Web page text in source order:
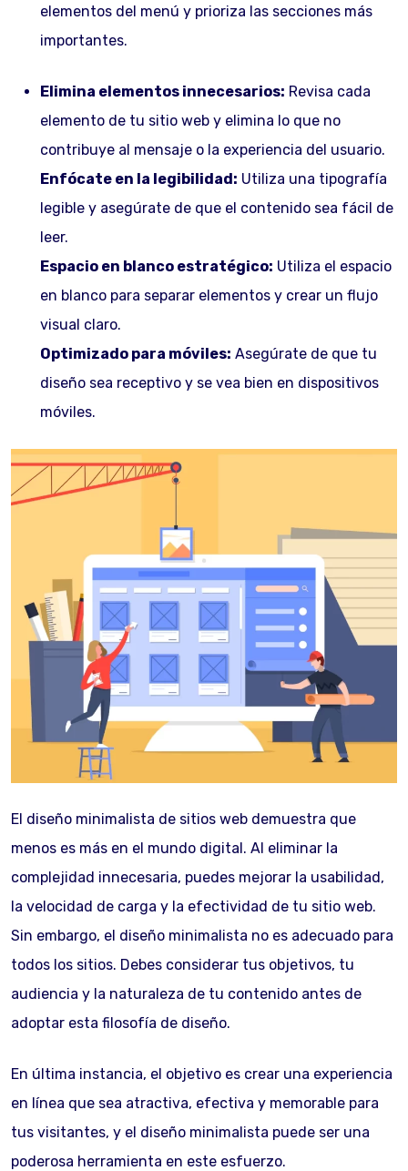
elementos del menú y prioriza las secciones más
importantes.
Elimina elementos innecesarios: Revisa cada
elemento de tu sitio web y elimina lo que no
contribuye al mensaje o la experiencia del usuario.
Enfócate en la legibilidad: Utiliza una tipografía
legible y asegúrate de que el contenido sea fácil de
leer.
Espacio en blanco estratégico: Utiliza el espacio
en blanco para separar elementos y crear un flujo
visual claro.
Optimizado para móviles: Asegúrate de que tu
diseño sea receptivo y se vea bien en dispositivos
móviles.
El diseño minimalista de sitios web demuestra que
menos es más en el mundo digital. Al eliminar la
complejidad innecesaria, puedes mejorar la usabilidad,
la velocidad de carga y la efectividad de tu sitio web.
Sin embargo, el diseño minimalista no es adecuado para
todos los sitios. Debes considerar tus objetivos, tu
audiencia y la naturaleza de tu contenido antes de
adoptar esta filosofía de diseño.
En última instancia, el objetivo es crear una experiencia
en línea que sea atractiva, efectiva y memorable para
tus visitantes, y el diseño minimalista puede ser una
poderosa herramienta en este esfuerzo.